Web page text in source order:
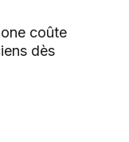
coûte
dès